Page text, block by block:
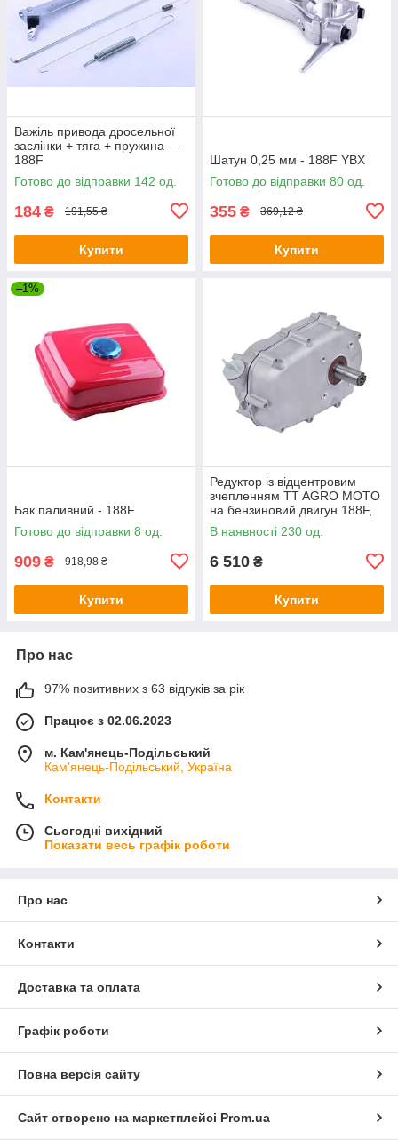
Важіль привода дросельної
заслінки + тяга + пружина —
188F
Готово до відправки 142 од.
184 ₴ 191,55 ₴
Купити
Шатун 0,25 мм - 188F YBX
Готово до відправки 80 од.
355 ₴ 369,12 ₴
Купити
–1%
Бак паливний - 188F
Готово до відправки 8 од.
909 ₴ 918,98 ₴
Купити
Редуктор із відцентровим
зчепленням TT AGRO MOTO
на бензиновий двигун 188F,
під шпону 25 мм
В наявності 230 од.
6 510 ₴
Купити
Про нас
97% позитивних з 63 відгуків за рік
Працює з 02.06.2023
м. Кам'янець-Подільський
Кам'янець-Подільський, Україна
Контакти
Сьогодні вихідний
Показати весь графік роботи
Про нас
Контакти
Доставка та оплата
Графік роботи
Повна версія сайту
Сайт створено на маркетплейсі Prom.ua